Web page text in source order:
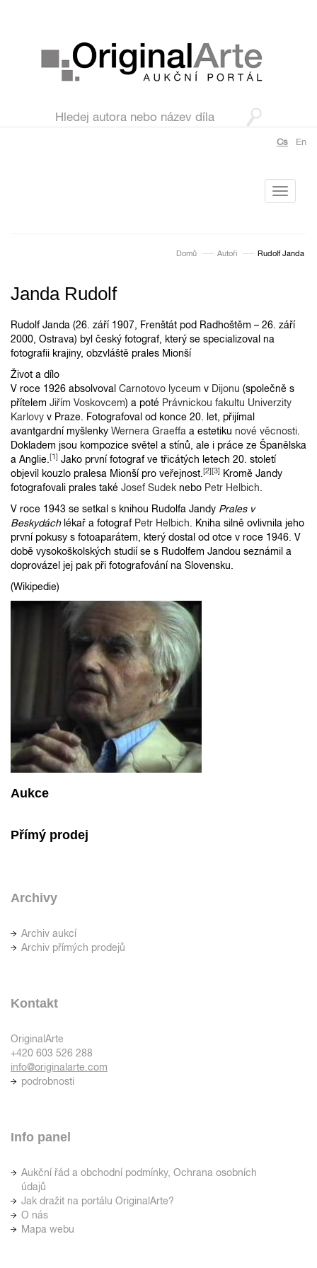
Cs En
Toggle
Domů Autoři Rudolf Janda
Janda Rudolf
Rudolf Janda (26. září 1907, Frenštát pod Radhoštěm – 26. září
2000, Ostrava) byl český fotograf, který se specializoval na
fotografii krajiny, obzvláště prales Mionší
Život a dílo
V roce 1926 absolvoval Carnotovo lyceum v Dijonu (společně s
přítelem Jiřím Voskovcem) a poté Právnickou fakultu Univerzity
Karlovy v Praze. Fotografoval od konce 20. let, přijímal
avantgardní myšlenky Wernera Graeffa a estetiku nové věcnosti
Dokladem jsou kompozice světel a stínů, ale i práce ze Španělska
a Anglie. [1] Jako první fotograf ve třicátých letech 20. století
objevil kouzlo pralesa Mionší pro veřejnost. [2][3] Kromě Jandy
fotografovali prales také Josef Sudek nebo Petr Helbich
V roce 1943 se setkal s knihou Rudolfa Jandy Prales v
Beskydáchlékař a fotograf Petr Helbich . Kniha silně ovlivnila jeho
první pokusy s fotoaparátem, který dostal od otce v roce 1946. V
době vysokoškolských studií se s Rudolfem Jandou seznámil a
doprovázel jej pak při fotografování na Slovensku.
(Wikipedie)
Aukce
Přímý prodej
Archivy
Archiv aukcí
Archiv přímých prodejů
Kontakt
OriginalArte
+420 603 526 288
info@originalarte.com
podrobnosti
Info panel
Aukční řád a obchodní podmínky, Ochrana osobních
údajů
Jak dražit na portálu OriginalArte?
O nás
Mapa webu